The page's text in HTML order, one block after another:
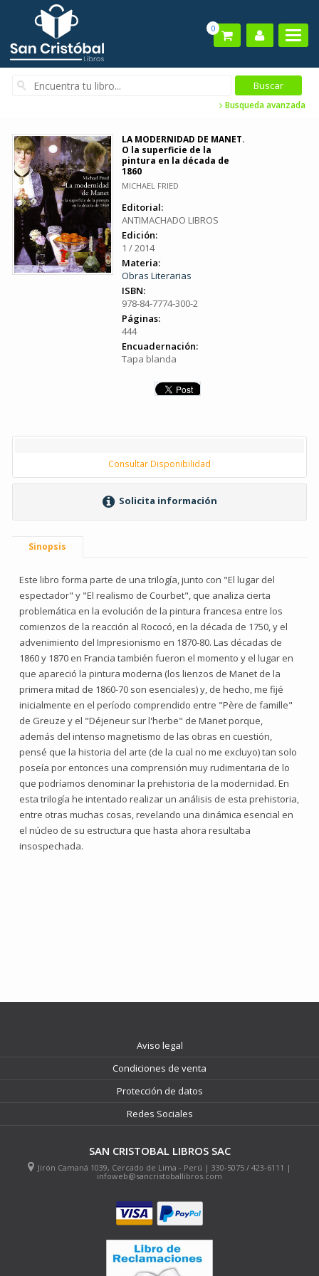
0
Busqueda avanzada
LA MODERNIDAD DE MANET.
O la superficie de la
pintura en la década de
1860
MICHAEL FRIED
Editorial:
ANTIMACHADO LIBROS
Edición:
1 / 2014
Materia:
Obras Literarias
ISBN:
978-84-7774-300-2
Páginas:
444
Encuadernación:
Tapa blanda
Consultar Disponibilidad
Solicita información
Sinopsis
Este libro forma parte de una trilogía, junto con "El lugar del
espectador" y "El realismo de Courbet", que analiza cierta
problemática en la evolución de la pintura francesa entre los
comienzos de la reacción al Rococó, en la década de 1750, y el
advenimiento del Impresionismo en 1870-80. Las décadas de
1860 y 1870 en Francia también fueron el momento y el lugar en
que apareció la pintura moderna (los lienzos de Manet de la
primera mitad de 1860-70 son esenciales) y, de hecho, me fijé
inicialmente en el período comprendido entre "Père de famille"
de Greuze y el "Déjeneur sur l'herbe" de Manet porque,
además del intenso magnetismo de las obras en cuestión,
pensé que la historia del arte (de la cual no me excluyo) tan solo
poseía por entonces una comprensión muy rudimentaria de lo
que podríamos denominar la prehistoria de la modernidad. En
esta trilogía he intentado realizar un análisis de esta prehistoria,
entre otras muchas cosas, revelando una dinámica esencial en
el núcleo de su estructura que hasta ahora resultaba
insospechada.
Aviso legal
Condiciones de venta
Protección de datos
Redes Sociales
SAN CRISTOBAL LIBROS SAC
Jirón Camaná 1039, Cercado de Lima - Perú | 330-5075 / 423-6111 |
infoweb@sancristoballibros.com